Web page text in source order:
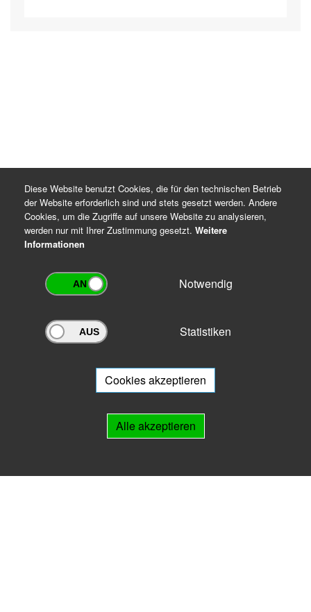
Archivportal Thüringen
Ihnen beratend zur Seite.
Diese Website benutzt Cookies, die für den technischen Betrieb
der Website erforderlich sind und stets gesetzt werden. Andere
Cookies, um die Zugriffe auf unsere Website zu analysieren,
werden nur mit Ihrer Zustimmung gesetzt. Weitere
Informationen
Notwendig
Statistiken
Cookies akzeptieren
Alle akzeptieren